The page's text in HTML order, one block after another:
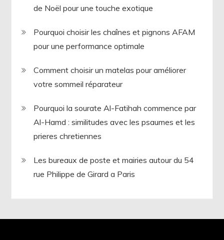
de Noël pour une touche exotique
Pourquoi choisir les chaînes et pignons AFAM
pour une performance optimale
Comment choisir un matelas pour améliorer
votre sommeil réparateur
Pourquoi la sourate Al-Fatihah commence par
Al-Hamd : similitudes avec les psaumes et les
prieres chretiennes
Les bureaux de poste et mairies autour du 54
rue Philippe de Girard a Paris